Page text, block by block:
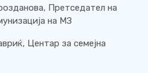
Претседател на
на МЗ
Центар за семејна